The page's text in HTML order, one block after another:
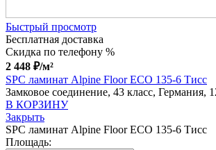
Быстрый просмотр
Бесплатная доставка
Скидка по телефону %
2 448 ₽/м²
SPC ламинат Alpine Floor ECO 135-6 Тисс
Замковое соединение, 43 класс, Германия,
В КОРЗИНУ
Закрыть
SPC ламинат Alpine Floor ECO 135-6 Тисс
Площадь: